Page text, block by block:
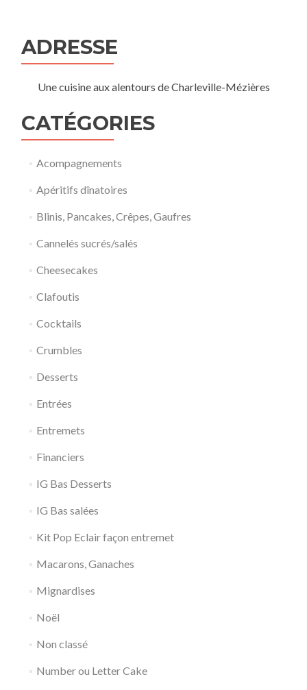
ADRESSE
Une cuisine aux alentours de Charleville-Mézières
CATÉGORIES
Acompagnements
Apéritifs dînatoires
Blinis, Pancakes, Crêpes, Gaufres
Cannelés sucrés/salés
Cheesecakes
Clafoutis
Cocktails
Crumbles
Desserts
Entrées
Entremets
Financiers
IG Bas Desserts
IG Bas salées
Kit Pop Eclair façon entremet
Macarons, Ganaches
Mignardises
Noël
Non classé
Number ou Letter Cake